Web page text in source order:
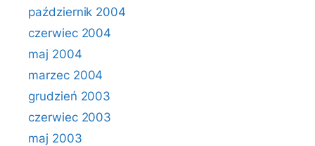
październik 2004
czerwiec 2004
maj 2004
marzec 2004
grudzień 2003
czerwiec 2003
maj 2003